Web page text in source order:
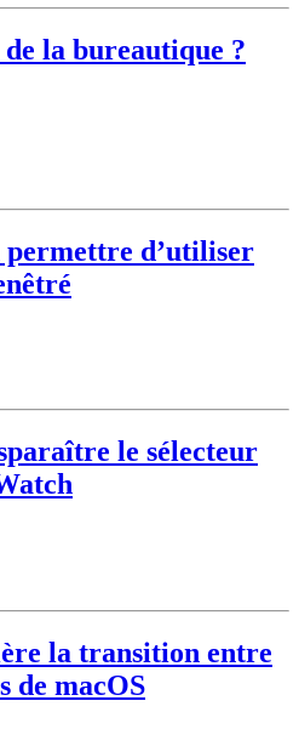
la bureautique ?
permettre d’utiliser
le sélecteur
la transition entre
de macOS